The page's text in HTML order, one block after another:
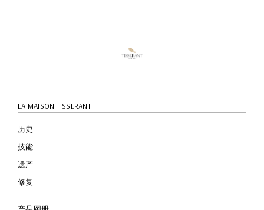
LA MAISON TISSERANT
历史
技能
遗产
修复